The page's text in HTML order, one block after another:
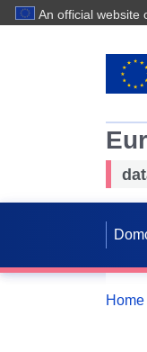
An official website
Home